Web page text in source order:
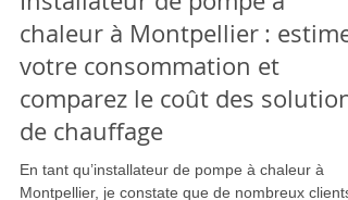
5 nov. 2025
3 min de lecture
Installateur de pompe à
chaleur à Montpellier : estimez
votre consommation et
comparez le coût des
de chauffage